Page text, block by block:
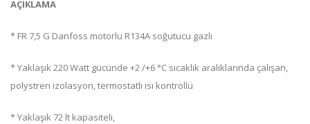
AÇIKLAMA
* FR 7,5 G Danfoss motorlu R134A soğutucu gazlı
* Yaklaşık 220 Watt gücünde +2 /+6 °C sıcaklık aralıklarında çalışan,
polystren izolasyon, termostatlı ısı kontrollü
* Yaklaşık 72 lt kapasiteli,